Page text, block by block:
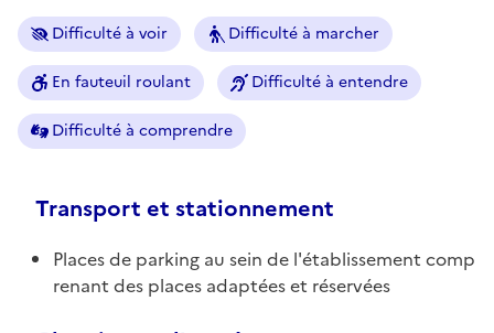
Difficulté à voir Difficulté à marcher
En fauteuil roulant Difficulté à entendre
Difficulté à comprendre
Transport et stationnement
Places de parking au sein de l'établissement comp
renant des places adaptées et réservées